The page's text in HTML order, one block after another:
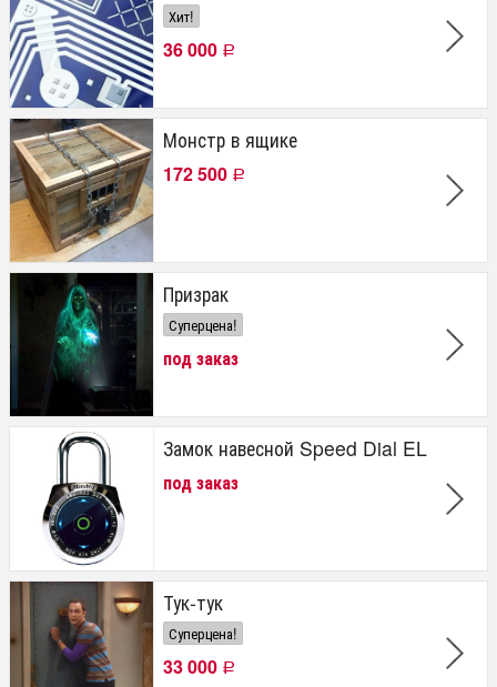
Хит!
36 000 Р
Монстр в ящике
172 500 Р
Призрак
Суперцена!
под заказ
Замок навесной Speed Dial EL
под заказ
Тук-тук
Суперцена!
33 000 Р